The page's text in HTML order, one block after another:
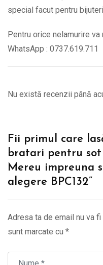
special facut pentru
Pentru orice nelamurire
WhatsApp : 0737.619.711
Nu există recenzii până
Fii primul care
bratari pentru sot
Mereu impreuna
alegere BPC132”
Adresa ta de email nu va fi
sunt marcate cu *